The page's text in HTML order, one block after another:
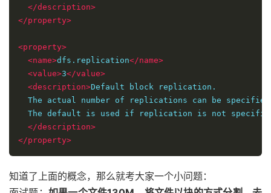
</description>
</property>
<property>
<name>dfs.replication</name>
<value>3</value>
<description>Default block replication.
The actual number of replications can be
The default is used if replication is not
</description>
</property>
知道了上面的概念，那么就考大家一个小问题：